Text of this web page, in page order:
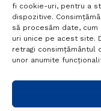
fi cookie-uri, pentru a
dispozitive.
să procesăm date,
uri unice pe acest site.
retragi consimțământul
unor anumite
Termeni si
Politica